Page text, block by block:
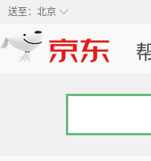
◇
送至： 北京